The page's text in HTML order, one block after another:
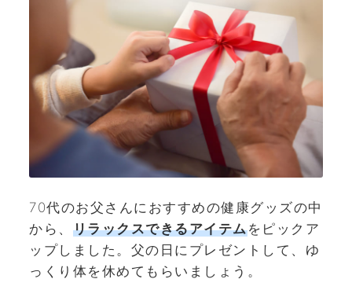
70代のお父さんにおすすめの健康グッズの中
から、 リラックスできるアイテムをピックア
ップしました。父の日にプレゼントして、ゆ
っくり体を休めてもらいましょう。